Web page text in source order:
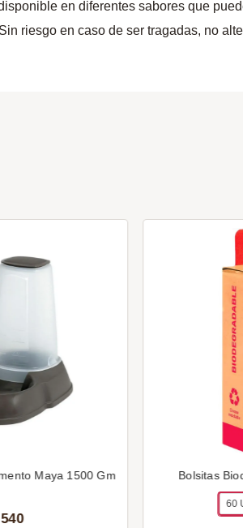
en diferentes sabores que
riesgo en caso de ser tragadas, no
Maya 1500 Gm
540
Bolsitas
60